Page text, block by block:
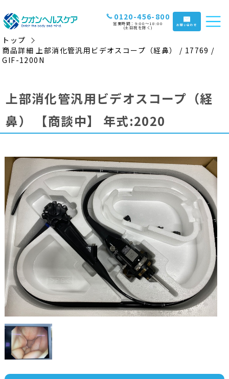
0120-456-800
営業時間：9:00〜18:00
(土日祝を除く) お問い合わせ
トップ
商品詳細 上部消化管汎用ビデオスコープ（経鼻） / 17769 /
GIF-1200N
上部消化管汎用ビデオスコープ（経
鼻）
【商談中】 年式:2020